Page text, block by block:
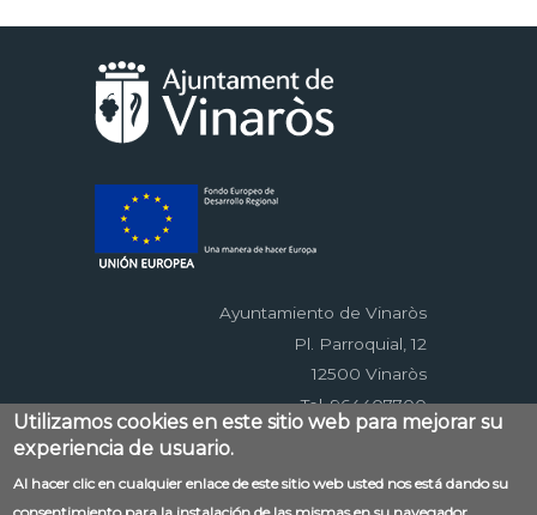
Ayuntamiento de Vinaròs
Pl. Parroquial, 12
12500 Vinaròs
Tel. 964407700
Menú
Contacto Aviso legal
Mapa web
Utilizamos cookies en este sitio web para mejorar su
experiencia de usuario.
Al hacer clic en cualquier enlace de este sitio web usted nos está dando su